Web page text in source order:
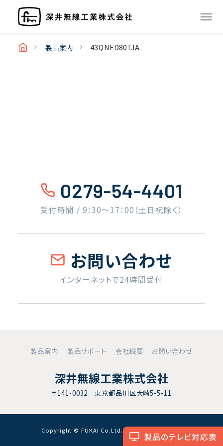
製品のテレビ対応表
製品案内 43QNED80TJA
0279-54-4401
受付時間 / 9：30〜17：00（土日祝除く）
お問い合わせ
インターネットで24時間受付
製品案内 製品サポート 会社概要 お問い合わせ
深井無線工業株式会社
〒141-0032 東京都品川区大崎5-5-11
Copyright © FUKAI Co.Ltd. All RightsReserved.